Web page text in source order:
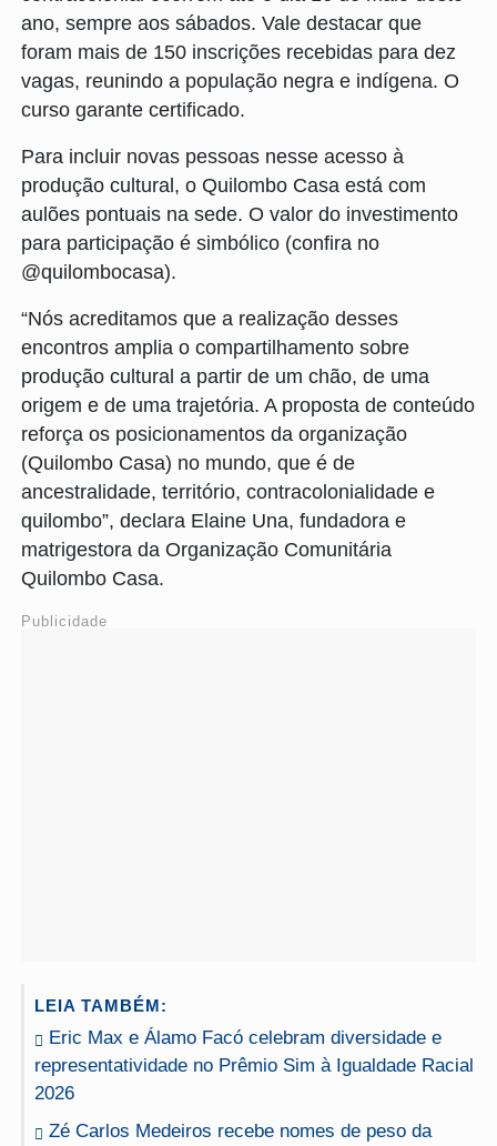
ano, sempre aos sábados. Vale destacar que
foram mais de 150 inscrições recebidas para dez
vagas, reunindo a população negra e indígena. O
curso garante certificado.
Para incluir novas pessoas nesse acesso à
produção cultural, o Quilombo Casa está com
aulões pontuais na sede. O valor do investimento
para participação é simbólico (confira no
@quilombocasa).
“Nós acreditamos que a realização desses
encontros amplia o compartilhamento sobre
produção cultural a partir de um chão, de uma
origem e de uma trajetória. A proposta de conteúdo
reforça os posicionamentos da organização
(Quilombo Casa) no mundo, que é de
ancestralidade, território, contracolonialidade e
quilombo”, declara Elaine Una, fundadora e
matrigestora da Organização Comunitária
Quilombo Casa.
Publicidade
LEIA TAMBÉM:
Eric Max e Álamo Facó celebram diversidade e
representatividade no Prêmio Sim à Igualdade Racial
2026
Zé Carlos Medeiros recebe nomes de peso da